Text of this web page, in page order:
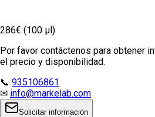
286€ (100 µl)
Por favor contáctenos para obtener
el precio y disponibilidad.
📞 935106861
✉ info@markelab.com
Solicitar información